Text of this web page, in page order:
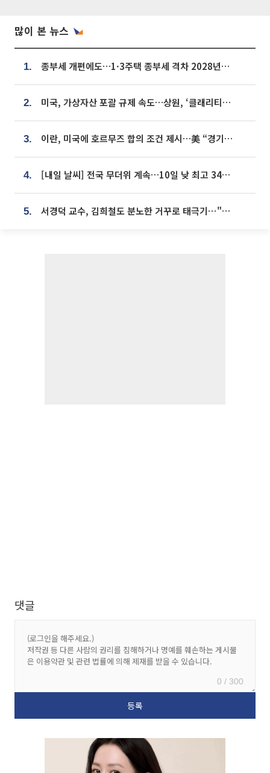
많이 본 뉴스
1. 종부세 개편에도…1·3주택 종부세 격차 2028년부터 확대
2. 미국, 가상자산 포괄 규제 속도…상원, ‘클래리티법’ 9월 절차투표 추진
3. 이란, 미국에 호르무즈 합의 조건 제시…美 “경기 아직 안 끝나” [종합]
4. [내일 날씨] 전국 무더위 계속…10일 낮 최고 34도 육박
5. 서경덕 교수, 김희철도 분노한 거꾸로 태극기⋯"엉터리는 아냐, 아쉬울 뿐"
댓글
0 / 300